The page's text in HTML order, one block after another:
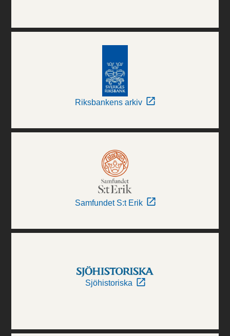
Riksbankens arkiv
Samfundet S:t Erik
Sjöhistoriska